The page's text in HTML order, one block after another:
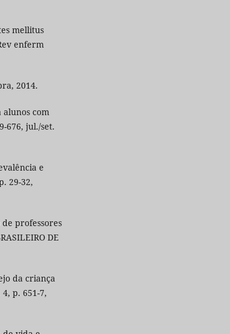
mellitus
enferm
2014.
alunos com
676, jul./set.
e
29-32,
professores
DE
da criança
p. 651-7,